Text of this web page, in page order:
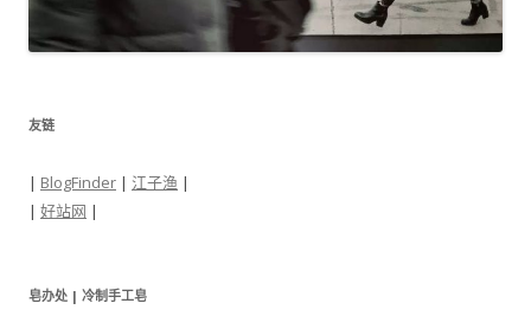
友链
| BlogFinder | 江子渔 |
| 好站网 |
皂办处 | 冷制手工皂